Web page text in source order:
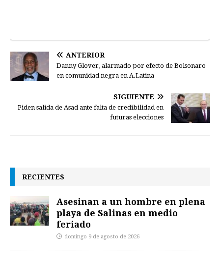
ANTERIOR
Danny Glover, alarmado por efecto de Bolsonaro
en comunidad negra en A.Latina
SIGUIENTE
Piden salida de Asad ante falta de credibilidad en
futuras elecciones
RECIENTES
Asesinan a un hombre en plena
playa de Salinas en medio
feriado
domingo 9 de agosto de 2026